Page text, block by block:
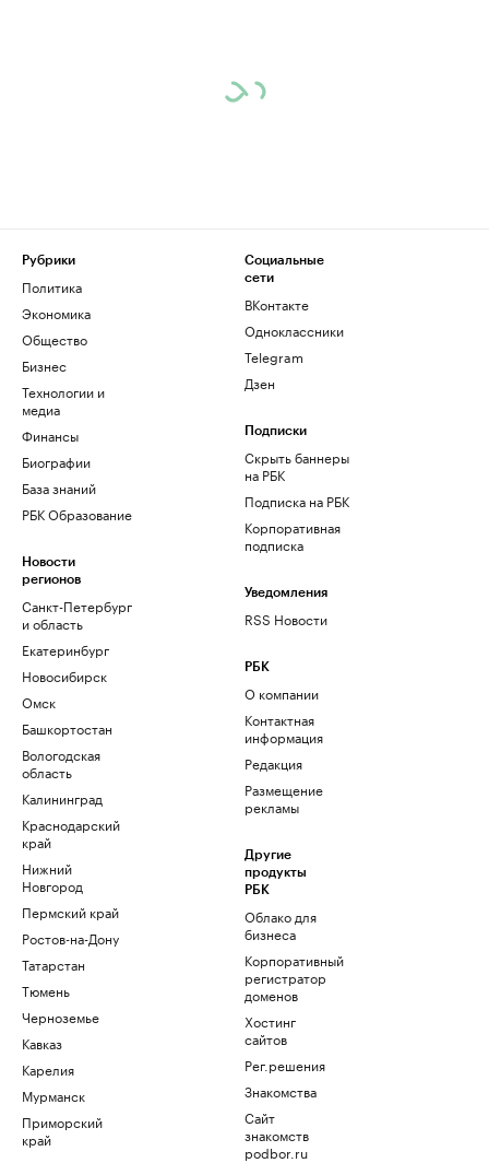
Рубрики
Политика
Экономика
Общество
Бизнес
Технологии и
медиа
Финансы
Биографии
База знаний
РБК Образование
Новости
регионов
Санкт-Петербург
и область
Екатеринбург
Новосибирск
Омск
Башкортостан
Вологодская
область
Калининград
Краснодарский
край
Нижний
Новгород
Пермский край
Ростов-на-Дону
Татарстан
Тюмень
Черноземье
Кавказ
Карелия
Мурманск
Приморский
край
Социальные
сети
ВКонтакте
Одноклассники
Telegram
Дзен
Подписки
Скрыть баннеры
на РБК
Подписка на РБК
Корпоративная
подписка
Уведомления
RSS Новости
РБК
О компании
Контактная
информация
Редакция
Размещение
рекламы
Другие
продукты
РБК
Облако для
бизнеса
Корпоративный
регистратор
доменов
Хостинг
сайтов
Рег.решения
Знакомства
Сайт
знакомств
podbor.ru